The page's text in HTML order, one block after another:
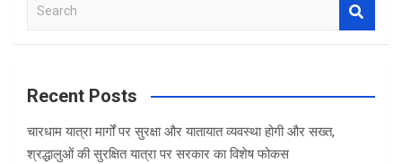
a
c
Recent Posts
चारधाम यात्रा मार्गों पर सुरक्षा और यातायात व्यवस्था होगी और सख्त,
श्रद्धालुओं की सुरक्षित यात्रा पर सरकार का विशेष फोकस